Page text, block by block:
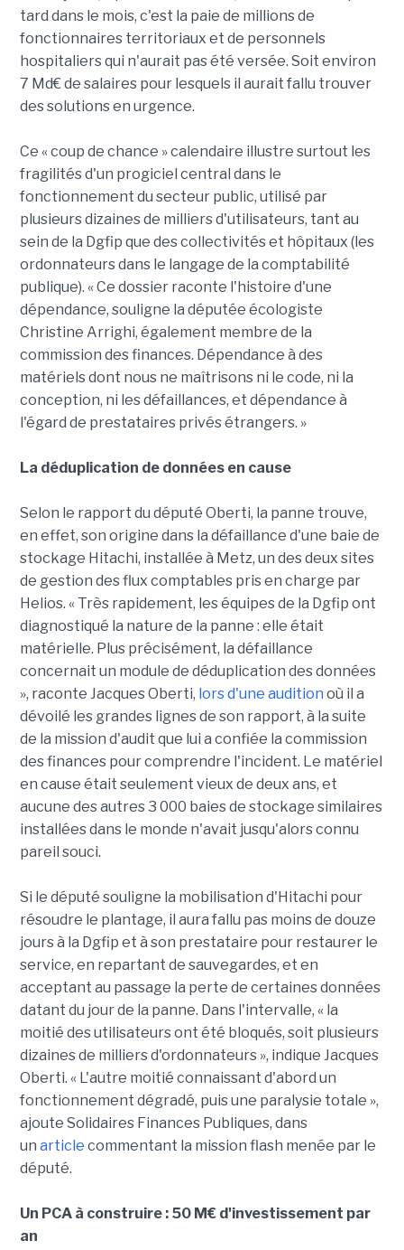
tard dans le mois, c'est la paie de millions de
fonctionnaires territoriaux et de personnels
hospitaliers qui n'aurait pas été versée. Soit environ
7 Md€ de salaires pour lesquels il aurait fallu trouver
des solutions en urgence.
Ce « coup de chance » calendaire illustre surtout les
fragilités d'un progiciel central dans le
fonctionnement du secteur public, utilisé par
plusieurs dizaines de milliers d'utilisateurs, tant au
sein de la Dgfip que des collectivités et hôpitaux (les
ordonnateurs dans le langage de la comptabilité
publique). « Ce dossier raconte l'histoire d'une
dépendance, souligne la députée écologiste
Christine Arrighi, également membre de la
commission des finances. Dépendance à des
matériels dont nous ne maîtrisons ni le code, ni la
conception, ni les défaillances, et dépendance à
l'égard de prestataires privés étrangers. »
La déduplication de données en cause
Selon le rapport du député Oberti, la panne trouve,
en effet, son origine dans la défaillance d'une baie de
stockage Hitachi, installée à Metz, un des deux sites
de gestion des flux comptables pris en charge par
Helios. « Très rapidement, les équipes de la Dgfip ont
diagnostiqué la nature de la panne : elle était
matérielle. Plus précisément, la défaillance
concernait un module de déduplication des données
», raconte Jacques Oberti, lors d'une audition où il a
dévoilé les grandes lignes de son rapport, à la suite
de la mission d'audit que lui a confiée la commission
des finances pour comprendre l'incident. Le matériel
en cause était seulement vieux de deux ans, et
aucune des autres 3 000 baies de stockage similaires
installées dans le monde n'avait jusqu'alors connu
pareil souci.
Si le député souligne la mobilisation d'Hitachi pour
résoudre le plantage, il aura fallu pas moins de douze
jours à la Dgfip et à son prestataire pour restaurer le
service, en repartant de sauvegardes, et en
acceptant au passage la perte de certaines données
datant du jour de la panne. Dans l'intervalle, « la
moitié des utilisateurs ont été bloqués, soit plusieurs
dizaines de milliers d'ordonnateurs », indique Jacques
Oberti. « L'autre moitié connaissant d'abord un
fonctionnement dégradé, puis une paralysie totale »,
ajoute Solidaires Finances Publiques, dans
un article commentant la mission flash menée par le
député.
Un PCA à construire : 50 M€ d'investissement par
an